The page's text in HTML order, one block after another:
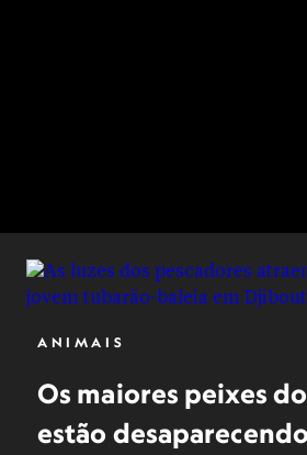
ANIMAIS
Os maiores peixes
estão